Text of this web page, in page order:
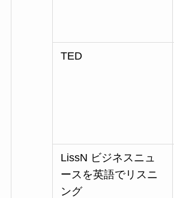
TED
LissN ビジネスニュ
ースを英語でリスニ
ング